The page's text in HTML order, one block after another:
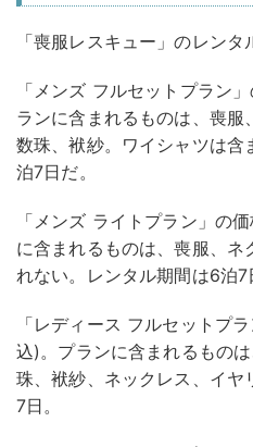
「喪服レスキュー」のレンタ
「メンズ フルセットプラン
ランに含まれるものは、喪服
数珠、袱紗。ワイシャツは
泊7日だ。
「メンズ ライトプラン」の
に含まれるものは、喪服、ネ
れない。レンタル期間は6泊7
「レディース フルセットプ
込)。プランに含まれるもの
珠、袱紗、ネックレス、イ
7日。